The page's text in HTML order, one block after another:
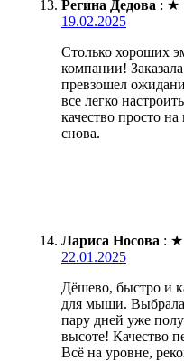
Регина Дедова : ★
19.02.2025
Столько хороших
компании!
превзошел
все легко
качество просто
снова.
Лариса Носова : ★
22.01.2025
Дёшево, быстро и
для мыши. Выбрала
пару дней уже
высоте! Качество
Всё на уровне,